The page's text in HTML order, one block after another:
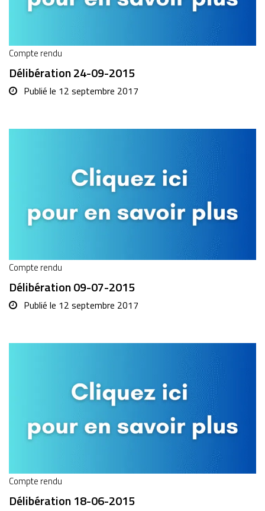
Compte rendu
Délibération 24-09-2015
Publié le 12 septembre 2017
Compte rendu
Délibération 09-07-2015
Publié le 12 septembre 2017
Compte rendu
Délibération 18-06-2015